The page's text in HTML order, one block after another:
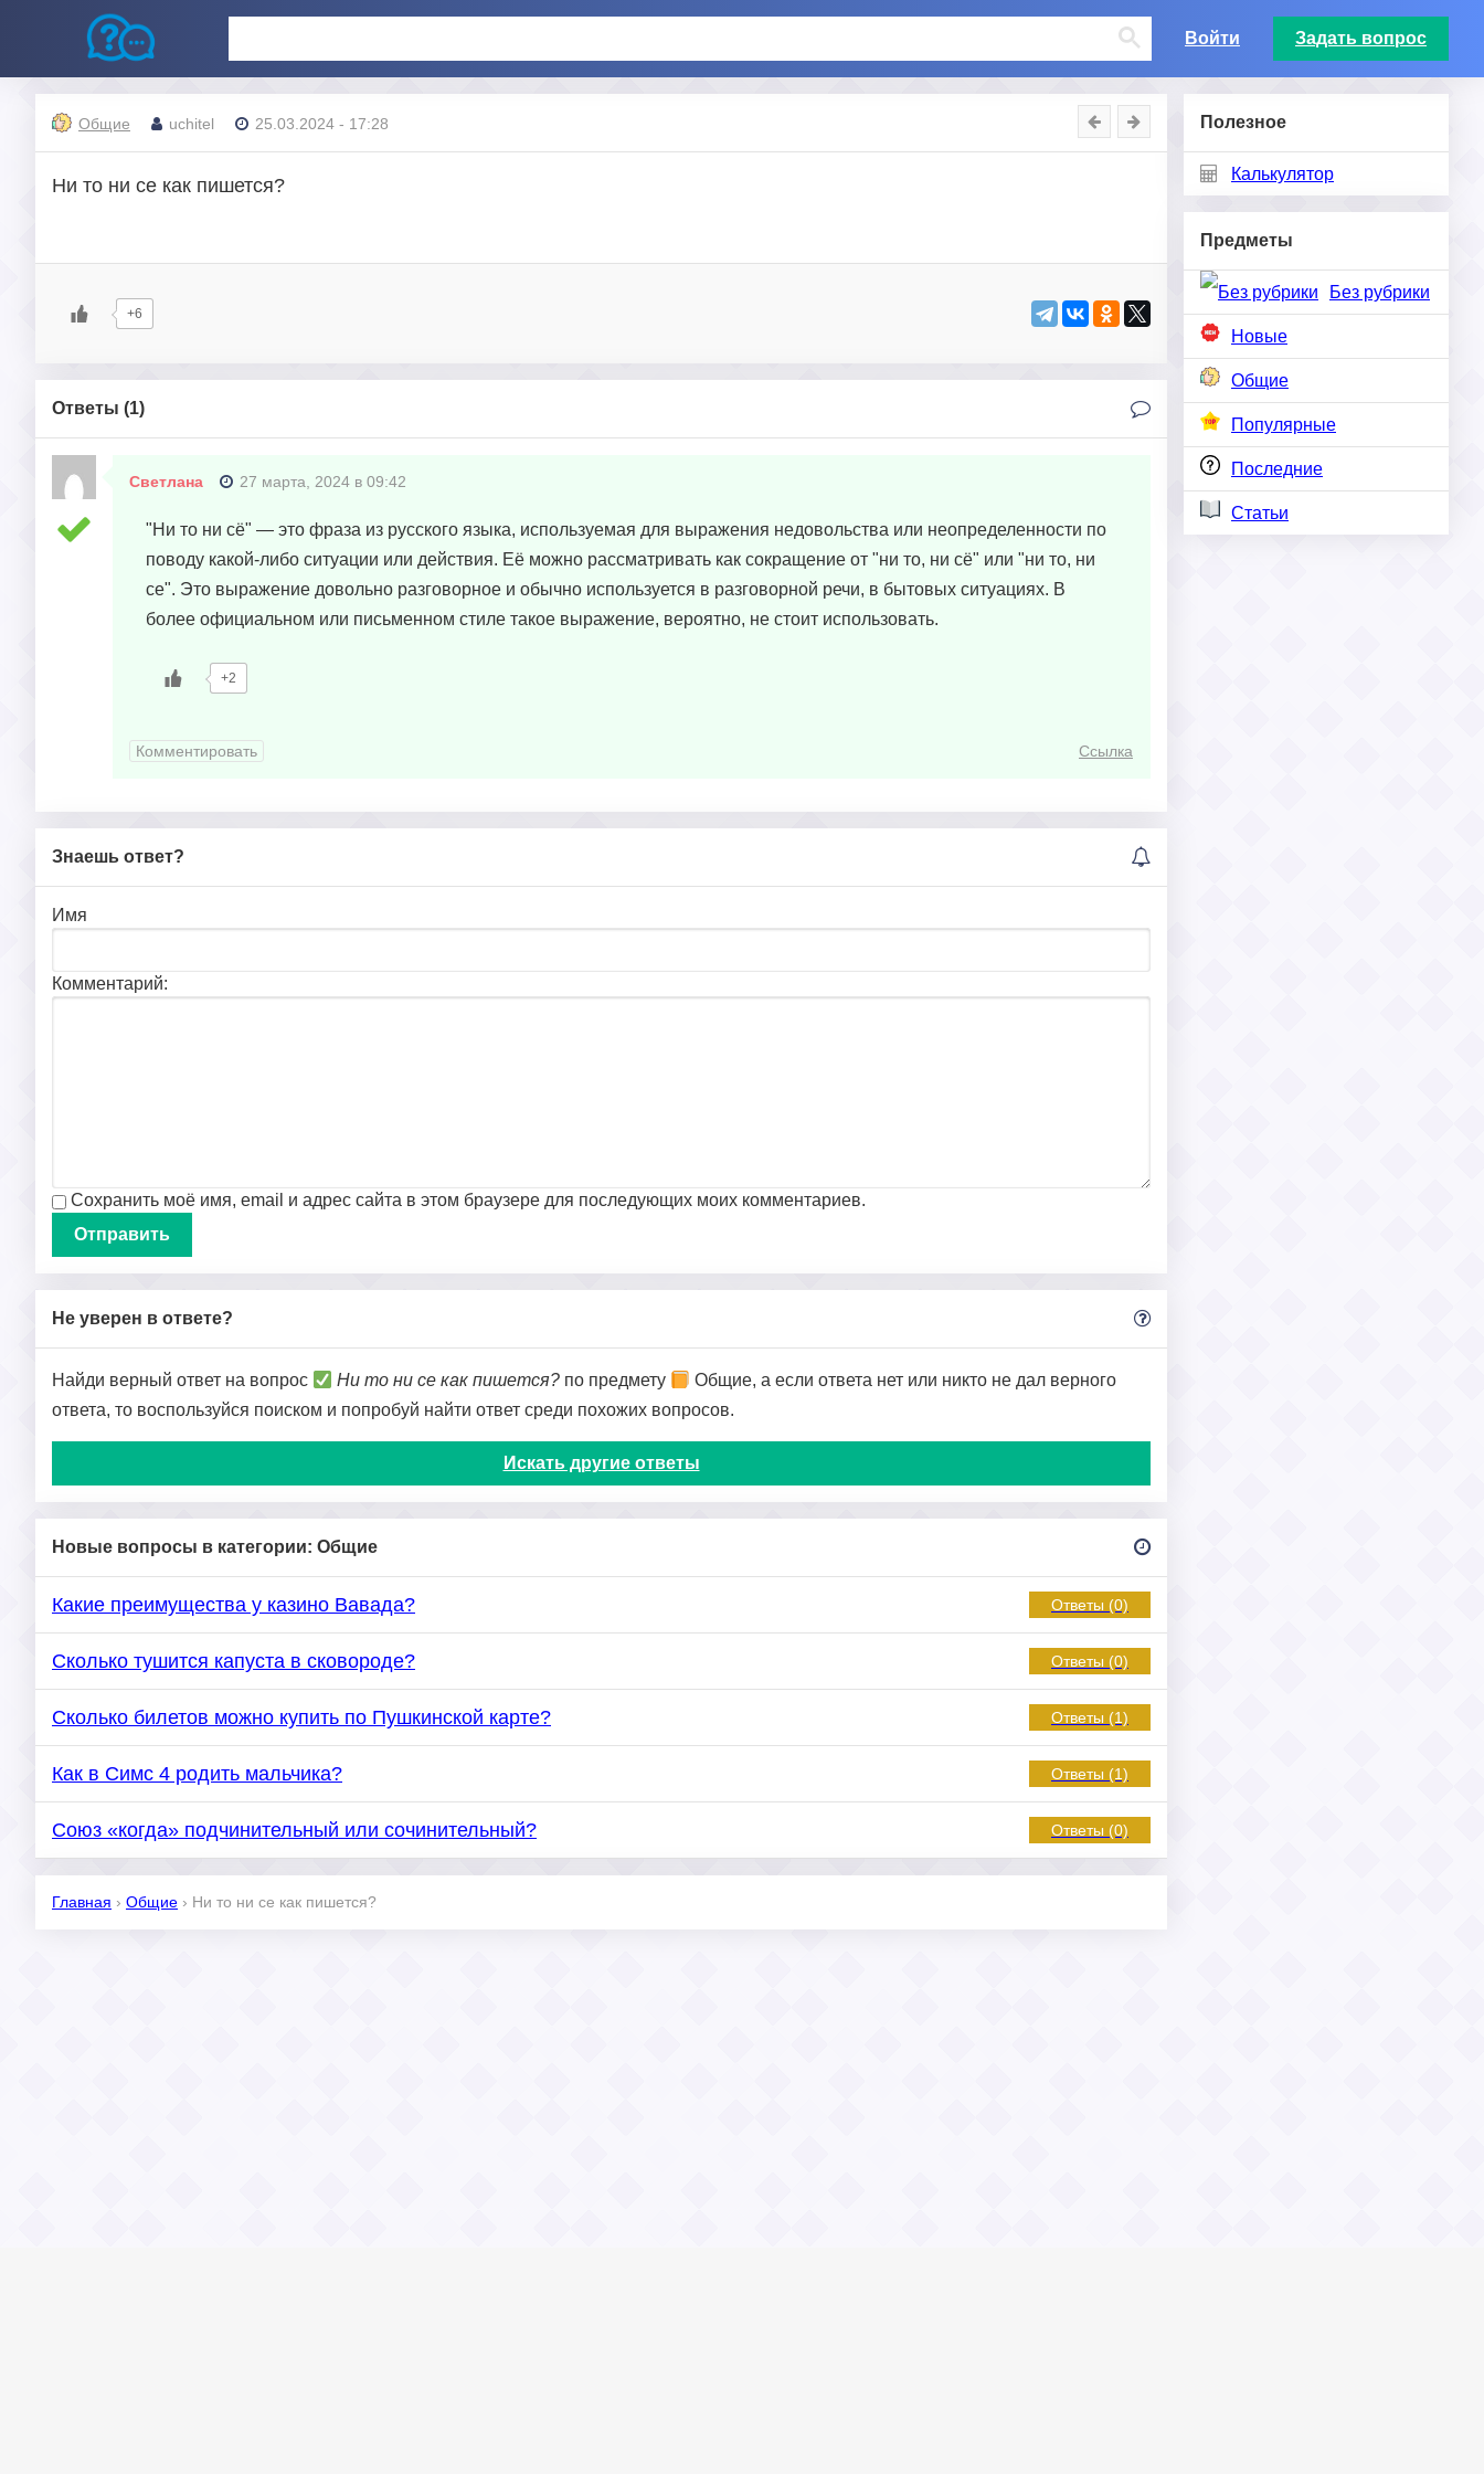
Войти Задать вопрос
Полезное
Калькулятор
Предметы
Без рубрики
Новые
Общие
Популярные
Последние
Статьи
Общие uchitel 25.03.2024 - 17:28
Ни то ни се как пишется?
+6
Ответы (1)
Светлана 27 марта, 2024 в 09:42
"Ни то ни сё" — это фраза из русского языка, используемая для выражения недовольства или неопределенности по
поводу какой-либо ситуации или действия. Её можно рассматривать как сокращение от "ни то, ни сё" или "ни то, ни
се". Это выражение довольно разговорное и обычно используется в разговорной речи, в бытовых ситуациях. В
более официальном или письменном стиле такое выражение, вероятно, не стоит использовать.
+2
Комментировать Ссылка
Знаешь ответ?
Имя
Комментарий:
Сохранить моё имя, email и адрес сайта в этом браузере для последующих моих комментариев.
Не уверен в ответе?
Найди верный ответ на вопрос Ни то ни се как пишется? по предмету
Общие, а если ответа нет или никто не дал верного
ответа, то воспользуйся поиском и попробуй найти ответ среди похожих вопросов.
Искать другие ответы
Новые вопросы в категории: Общие
Какие преимущества у казино Вавада? Ответы (0)
Сколько тушится капуста в сковороде? Ответы (0)
Сколько билетов можно купить по Пушкинской карте? Ответы (1)
Как в Симс 4 родить мальчика? Ответы (1)
Союз «когда» подчинительный или сочинительный? Ответы (0)
Главная › Общие › Ни то ни се как пишется?